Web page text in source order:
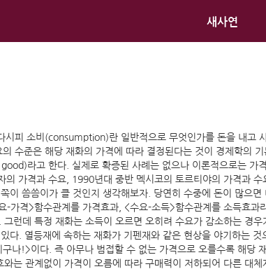
새사연
피 소비(consumption)란 일반적으로 무엇인가를 돈을 내고
수준은 해당 재화의 가격에 따라 결정된다는 것이 경제학의
라고 한다. 실제로 확증된 사례는 없으나 이론적으로는 가
가격과 수요, 1990년대 중반 멕시코의 토르티야의 가격과 수
이 씀씀이가 클 것인지 생각해보자. 당연히 수중에 돈이 많으
가격>함수관계를 가격효과, <수요-소득>함수관계를 소득효
런데 특정 재화는 소득이 오르면 오히려 수요가 감소하는 경
다. 열등재에 속하는 재화가 기펜재와 같은 현상을 야기하는
나!>이다. 즉 아무나 범접할 수 없는 가격으로 오를수록 해당
는 관계없이 가격이 오름에 따라 구매력이 저하되어 다른